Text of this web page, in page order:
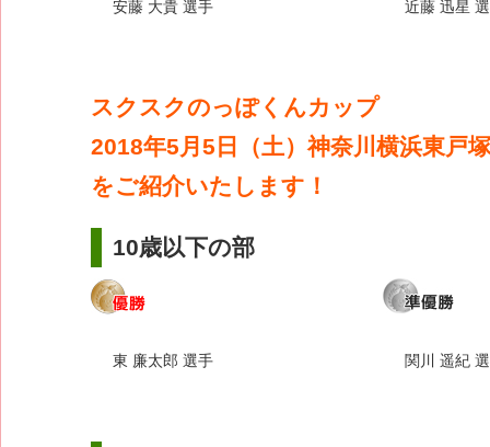
安藤 大貴 選手 近藤 迅星
スクスクのっぽくんカップ
2018年5月5日（土）神奈川横浜東戸
をご紹介いたします！
10歳以下の部
東 廉太郎 選手 関川 遥紀